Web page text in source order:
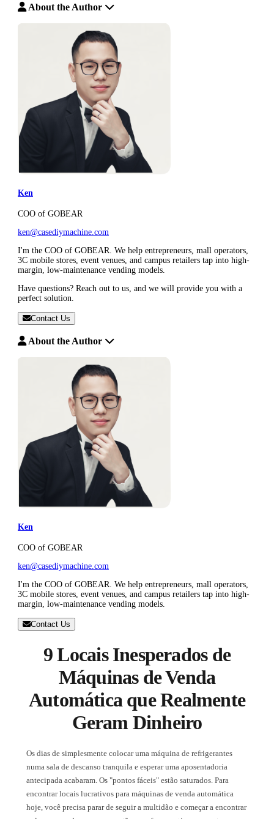
About the Author
Ken
COO of GOBEAR
ken@casediymachine.com
I'm the COO of GOBEAR. We help entrepreneurs, mall operators,
3C mobile stores, event venues, and campus retailers tap into high-
margin, low-maintenance vending models.
Have questions? Reach out to us, and we will provide you with a
perfect solution.
Contact Us
About the Author
Ken
COO of GOBEAR
ken@casediymachine.com
I'm the COO of GOBEAR. We help entrepreneurs, mall operators,
3C mobile stores, event venues, and campus retailers tap into high-
margin, low-maintenance vending models.
Contact Us
9 Locais Inesperados de
Máquinas de Venda
Automática que Realmente
Geram Dinheiro
Os dias de simplesmente colocar uma máquina de refrigerantes
numa sala de descanso tranquila e esperar uma aposentadoria
antecipada acabaram. Os "pontos fáceis" estão saturados. Para
encontrar locais lucrativos para máquinas de venda automática
hoje, você precisa parar de seguir a multidão e começar a encontrar